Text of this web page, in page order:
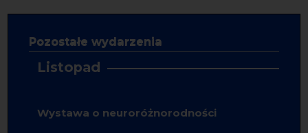
Pozostałe wydarzenia
Listopad
Wystawa o neuroróżnorodności